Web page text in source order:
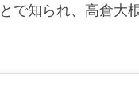
で知られ、高倉大